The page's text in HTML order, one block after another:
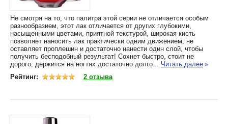
Не смотря на то, что палитра этой серии не отличается особым
разнообразием, этот лак отличается от других глубокими,
насыщенными цветами, приятной текстурой, широкая кисть
позволяет наносить лак практически одним движением, не
оставляет проплешин и достаточно нанести один слой, чтобы
получить бесподобный результат! Сохнет быстро, стоит не
дорого, держится на ногтях достаточно долго... Читать далее »
Рейтинг:
2 отзыва